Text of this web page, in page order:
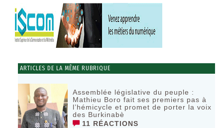
ARTICLES DE LA MÊME RUBRIQUE
Assemblée législative du peuple :
Mathieu Boro fait ses premiers pas à
l’hémicycle et promet de porter la voix
des Burkinabè
11 RÉACTIONS